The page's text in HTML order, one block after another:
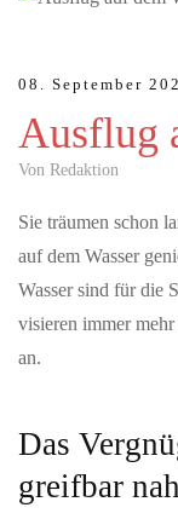
Die Regio
zentrale Vorhaben
Basel. Seine…
S-Bahn - Ein
Region
Vertreterinnen
JUNI 12, 2026
Englische
mit neuem
08. September
Ausflug
Von Redaktion
Sie träumen schon
auf dem Wasser
Wasser sind für die
visieren immer mehr
an.
Das
greifbar nah